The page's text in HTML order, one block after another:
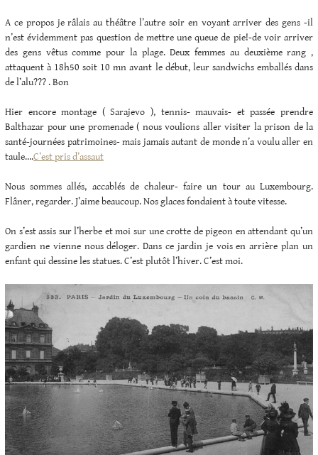
A ce propos je râlais au théâtre l’autre soir en voyant arriver des gens -il
n’est évidemment pas question de mettre une queue de pie!-de voir arriver
des gens vêtus comme pour la plage. Deux femmes au deuxième rang ,
attaquent à 18h50 soit 10 mn avant le début, leur sandwichs emballés dans
de l’alu??? . Bon
Hier encore montage ( Sarajevo ), tennis- mauvais- et passée prendre
Balthazar pour une promenade ( nous voulions aller visiter la prison de la
santé-journées patrimoines- mais jamais autant de monde n’a voulu aller en
taule….C’est pris d’assaut
Nous sommes allés, accablés de chaleur- faire un tour au Luxembourg.
Flâner, regarder. J’aime beaucoup. Nos glaces fondaient à toute vitesse.
On s’est assis sur l’herbe et moi sur une crotte de pigeon en attendant qu’un
gardien ne vienne nous déloger. Dans ce jardin je vois en arrière plan un
enfant qui dessine les statues. C’est plutôt l’hiver. C’est moi.